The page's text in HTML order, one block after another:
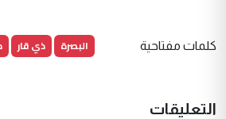
كلمات مفتاحية البصرة ذي قار
التعليقات